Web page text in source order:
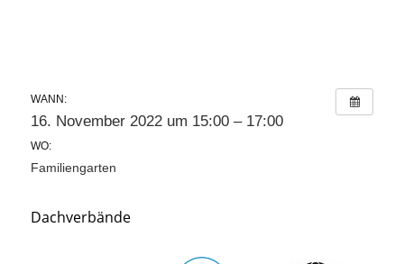
WANN:
16. November 2022 um 15:00 – 17:00
WO:
Familiengarten
Dachverbände